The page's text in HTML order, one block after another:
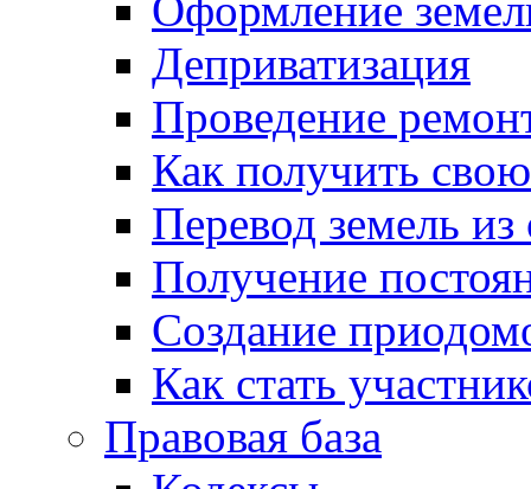
Деприватизация
Проведение
Как получить
Перевод земель
Получение
Создание
Как стать
Правовая база